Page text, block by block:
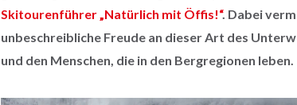
Skitourenführer „Natürlich mit Öffis!“. Dabei
unbeschreibliche Freude an dieser Art des
und den Menschen, die in den Bergregionen leben.